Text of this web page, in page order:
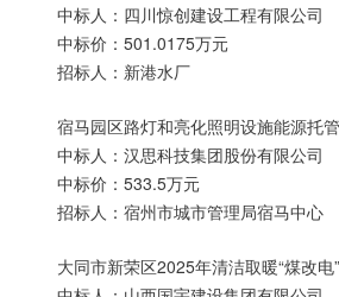
中标人：四川惊创建设工程有限公司
中标价：501.0175万元
招标人：新港水厂
宿马园区路灯和亮化照明设施能源托
中标人：汉思科技集团股份有限公司
中标价：533.5万元
招标人：宿州市城市管理局宿马中心
大同市新荣区2025年清洁取暖“煤改电